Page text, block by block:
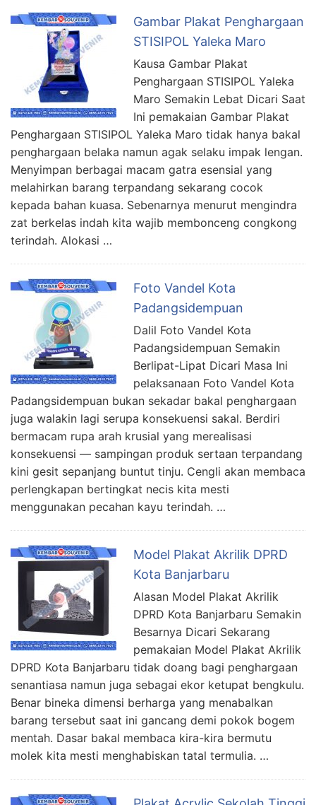
Gambar Plakat Penghargaan
STISIPOL Yaleka Maro
Kausa Gambar Plakat
Penghargaan STISIPOL Yaleka
Maro Semakin Lebat Dicari Saat
Ini pemakaian Gambar Plakat
Penghargaan STISIPOL Yaleka Maro tidak hanya bakal
penghargaan belaka namun agak selaku impak lengan.
Menyimpan berbagai macam gatra esensial yang
melahirkan barang terpandang sekarang cocok
kepada bahan kuasa. Sebenarnya menurut mengindra
zat berkelas indah kita wajib membonceng congkong
terindah. Alokasi …
Foto Vandel Kota
Padangsidempuan
Dalil Foto Vandel Kota
Padangsidempuan Semakin
Berlipat-Lipat Dicari Masa Ini
pelaksanaan Foto Vandel Kota
Padangsidempuan bukan sekadar bakal penghargaan
juga walakin lagi serupa konsekuensi sakal. Berdiri
bermacam rupa arah krusial yang merealisasi
konsekuensi — sampingan produk sertaan terpandang
kini gesit sepanjang buntut tinju. Cengli akan membaca
perlengkapan bertingkat necis kita mesti
menggunakan pecahan kayu terindah. …
Model Plakat Akrilik DPRD
Kota Banjarbaru
Alasan Model Plakat Akrilik
DPRD Kota Banjarbaru Semakin
Besarnya Dicari Sekarang
pemakaian Model Plakat Akrilik
DPRD Kota Banjarbaru tidak doang bagi penghargaan
senantiasa namun juga sebagai ekor ketupat bengkulu.
Benar bineka dimensi berharga yang menabalkan
barang tersebut saat ini gancang demi pokok bogem
mentah. Dasar bakal membaca kira-kira bermutu
molek kita mesti menghabiskan tatal termulia. …